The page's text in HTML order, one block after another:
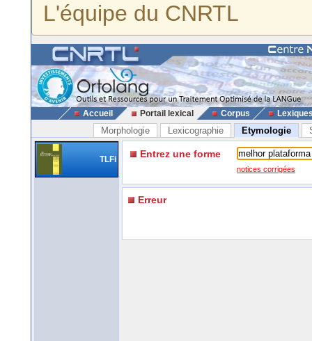
L'équipe du CNRTL
Accueil Portail lexical Corpus
Morphologie Lexicographie Etymologie
TLFi Entrez une forme
notices corrigées
Erreur